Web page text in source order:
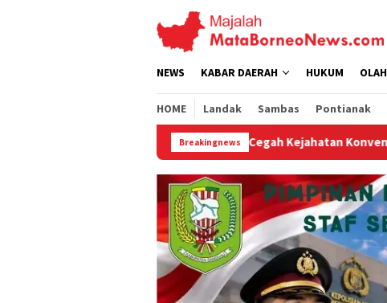
NEWS KABAR DAERAH HUKUM
HOME Landak Sambas Pontianak
Breakingnews
Cegah Kejahatan Konvensional, Patroli Siang